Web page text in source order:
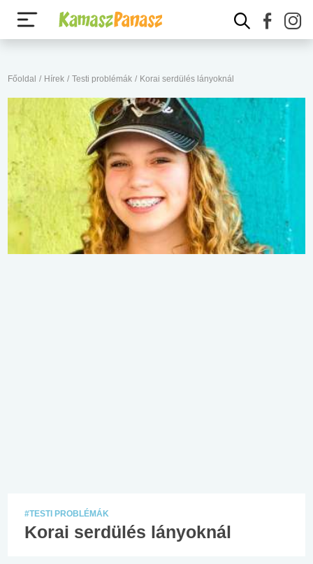
Főoldal / Hírek / Testi problémák / Korai serdülés lányoknál
#TESTI PROBLÉMÁK
Korai serdülés lányoknál